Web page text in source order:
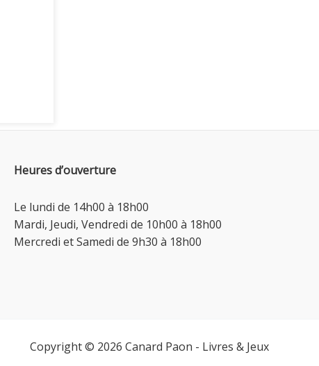
Heures d’ouverture
Le lundi de 14h00 à 18h00
Mardi, Jeudi, Vendredi de 10h00 à 18h00
Mercredi et Samedi de 9h30 à 18h00
Copyright © 2026 Canard Paon - Livres & Jeux